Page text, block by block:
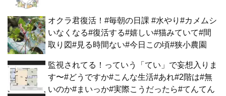
オクラ君復活！#毎朝の日課 #水やり#カメムシ
いなくなる#復活する#嬉しい#猫みていて#間
取り図#見る時間ない#今日この頃#狭小農園
監視されてる！っていう「てい」で妄想入りま
す〜#どうですか#こんな生活#あれ#2階は#無
いのか#まいっか#実際こうだったら#てんてん